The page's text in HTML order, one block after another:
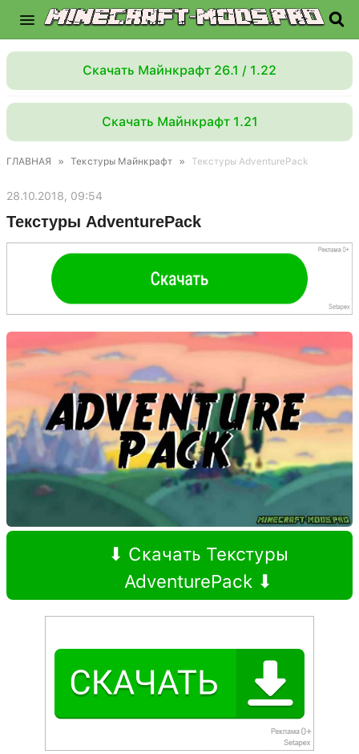
Скачать Майнкрафт 26.1 / 1.22
Скачать Майнкрафт 1.21
ГЛАВНАЯ » Текстуры Майнкрафт » Текстуры AdventurePack
28.10.2018, 09:54
Текстуры AdventurePack
⬇ Скачать Текстуры
AdventurePack ⬇